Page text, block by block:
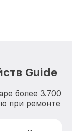
Guide
более 3.700
при ремонте